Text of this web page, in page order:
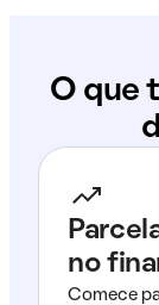
O que
no
Comece